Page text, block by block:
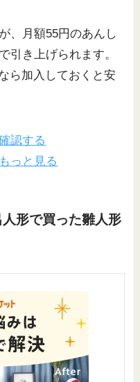
、月額55円のあんし
引き上げられます。
ら加入しておくと安
認する
っと見る
形で買った雛人形